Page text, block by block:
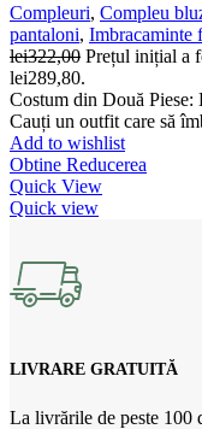
Compleuri, Compleu
pantaloni, Imbracaminte
lei322,00 Prețul inițial a
lei289,80.
Costum din Două Piese:
Cauți un outfit care să
Add to wishlist
Obtine Reducerea
Quick View
Quick view
LIVRARE GRATUITĂ
La livrările de peste 100